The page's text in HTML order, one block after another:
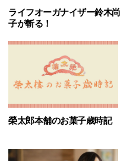
ライフオーガナイザー鈴木尚
子が斬る！
榮太郎本舗のお菓子歳時記